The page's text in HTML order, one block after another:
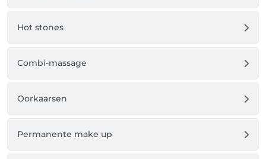
Hot stones
Combi-massage
Oorkaarsen
Permanente make up